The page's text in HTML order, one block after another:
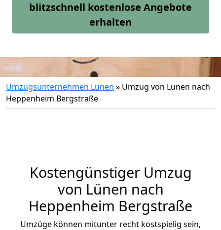
blitzschnell kostenlose Angebote
erhalten
Umzugsunternehmen Lünen » Umzug von Lünen nach
Heppenheim Bergstraße
Kostengünstiger Umzug
von Lünen nach
Heppenheim Bergstraße
Umzüge können mitunter recht kostspielig sein,